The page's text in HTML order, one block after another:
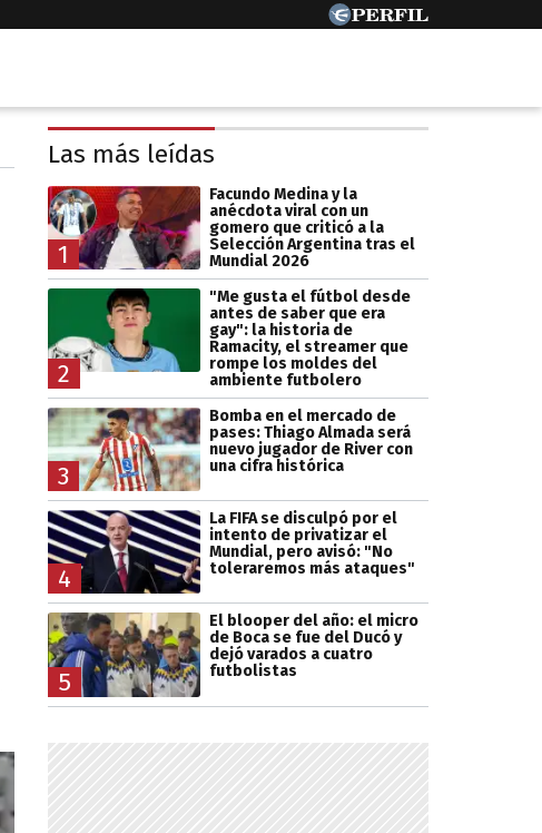
Las más leídas
1
Facundo Medina y la
anécdota viral con un
gomero que criticó a la
Selección Argentina tras el
Mundial 2026
2
"Me gusta el fútbol desde
antes de saber que era
gay": la historia de
Ramacity, el streamer que
rompe los moldes del
ambiente futbolero
3
Bomba en el mercado de
pases: Thiago Almada será
nuevo jugador de River con
una cifra histórica
4
La FIFA se disculpó por el
intento de privatizar el
Mundial, pero avisó: "No
toleraremos más ataques"
5
El blooper del año: el micro
de Boca se fue del Ducó y
dejó varados a cuatro
futbolistas